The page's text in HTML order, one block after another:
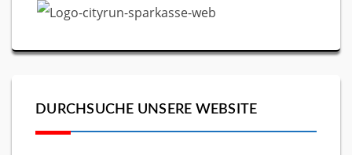
DURCHSUCHE UNSERE WEBSITE